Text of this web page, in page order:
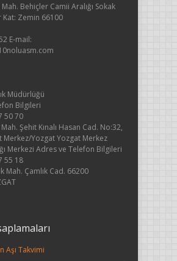
Behiçler Camii Aralığı Sokak
Kat: Zemin 66100
E-mail:
Müdürlüğü
Bilgileri
50 70
Şehit Kınalı Hasan Cad. No:32,
Merkez/Yozgat Yozgat Merkez
Merkezi Adres ve Telefon Bilgileri
55 18
Mah. Çamlık Cad. 66200
Aşı Takvimi